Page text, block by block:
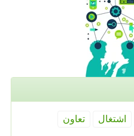
اشتغال
تعاون